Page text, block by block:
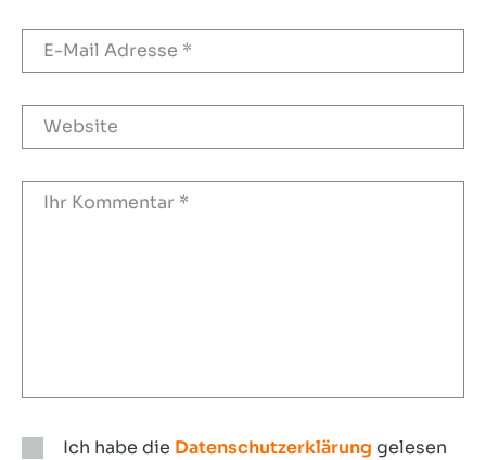
Ich habe die Datenschutzerklärung gelesen